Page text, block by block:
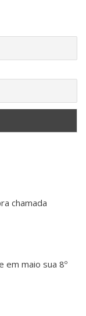
chamada
em maio sua 8º